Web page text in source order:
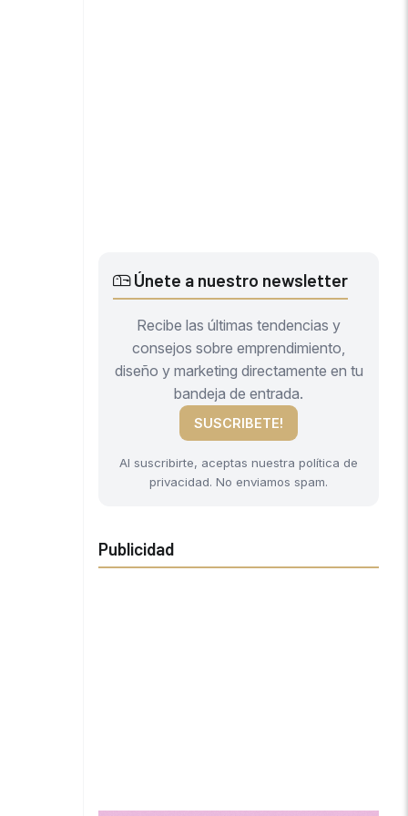
Únete a nuestro newsletter
Recibe las últimas tendencias y
consejos sobre emprendimiento,
diseño y marketing directamente en tu
bandeja de entrada.
SUSCRIBETE!
Al suscribirte, aceptas nuestra política de
privacidad. No enviamos spam.
Publicidad